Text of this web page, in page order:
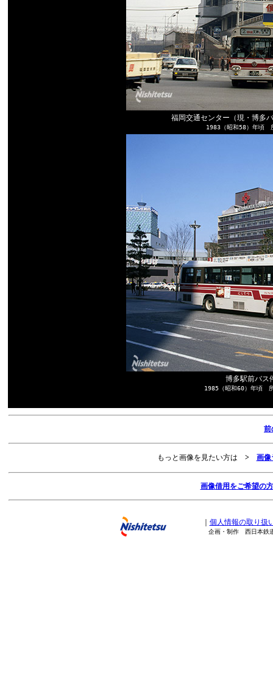
福岡交通センター（現・博多
1983（昭和58）年頃
博多駅前バス
1985（昭和60）年頃
前
もっと画像を見たい方は > 画像
画像借用をご希望の
個人情報の取り扱
企画・制作 西日本鉄道